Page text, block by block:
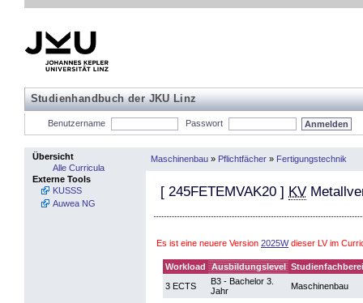
Studienhandbuch der JKU Linz
Benutzername Passwort
Übersicht
Alle Curricula
Externe Tools
KUSSS
Auwea NG
Maschinenbau » Pflichtfächer » Fertigungstechnik
[ 245FETEMVAK20 ] KV
Es ist eine neuere Version 2025Wdieser LV im
Workload Ausbildungslevel
3 ECTS
B3 - Bachelor 3.
Jahr
Maschinenbau